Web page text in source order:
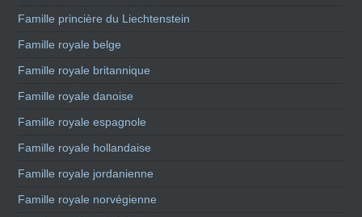
Famille princière du Liechtenstein
Famille royale belge
Famille royale britannique
Famille royale danoise
Famille royale espagnole
Famille royale hollandaise
Famille royale jordanienne
Famille royale norvégienne